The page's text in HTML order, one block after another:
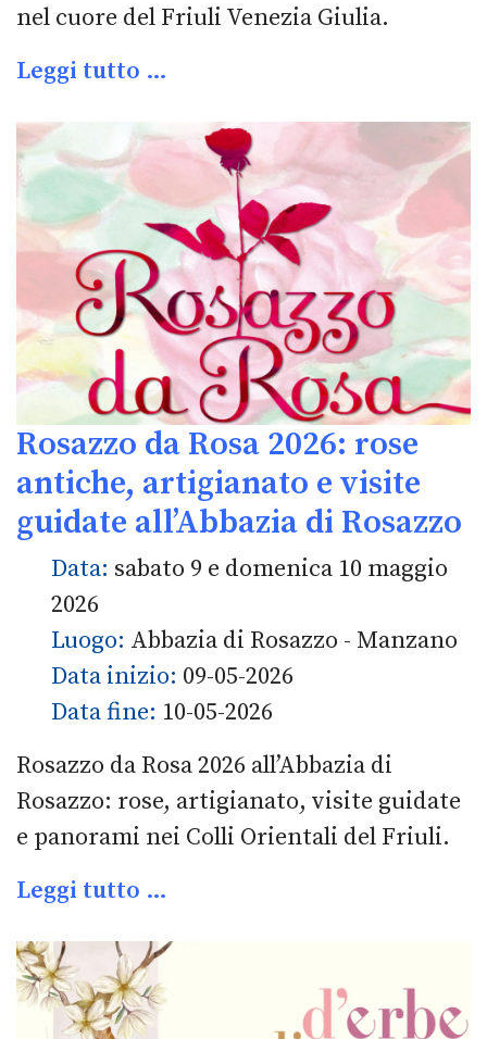
nel cuore del Friuli Venezia Giulia.
Leggi tutto …
Rosazzo da Rosa 2026: rose
antiche, artigianato e visite
guidate all’Abbazia di Rosazzo
Data: sabato 9 e domenica 10 maggio
2026
Luogo: Abbazia di Rosazzo - Manzano
Data inizio: 09-05-2026
Data fine: 10-05-2026
Rosazzo da Rosa 2026 all’Abbazia di
Rosazzo: rose, artigianato, visite guidate
e panorami nei Colli Orientali del Friuli.
Leggi tutto …